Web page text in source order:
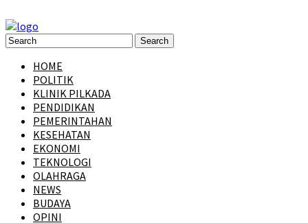
HOME
POLITIK
KLINIK PILKADA
PENDIDIKAN
PEMERINTAHAN
KESEHATAN
EKONOMI
TEKNOLOGI
OLAHRAGA
NEWS
BUDAYA
OPINI